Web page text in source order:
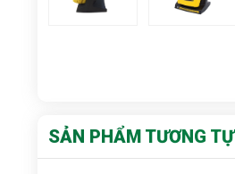
SẢN PHẨM TƯƠNG TỰ